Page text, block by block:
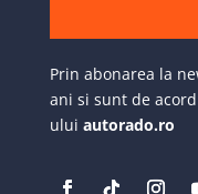
Prin abonarea la
ani si sunt de
ului autorado.ro